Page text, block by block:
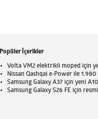
Popüler İçerikler
Volta VM2 elektrikli moped için
Nissan Qashqai e-Power ile 1.980
Samsung Galaxy A37 için yeni
Samsung Galaxy S26 FE için